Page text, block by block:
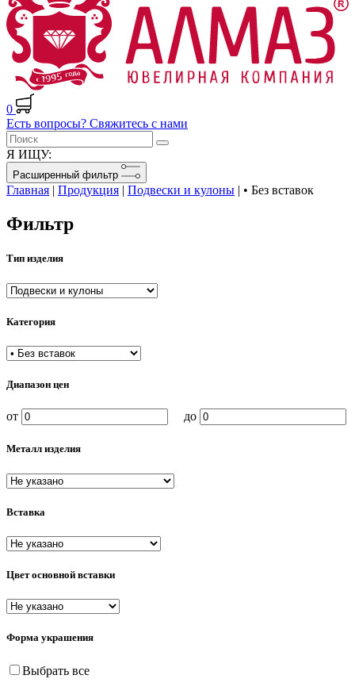
0
Есть вопросы? Свяжитесь с нами
Я ИЩУ:
Расширенный фильтр
Главная | Продукция | Подвески и кулоны | • Без вставок
Фильтр
Тип изделия
Категория
Диапазон цен
от до
Металл изделия
Вставка
Цвет основной вставки
Форма украшения
Выбрать все